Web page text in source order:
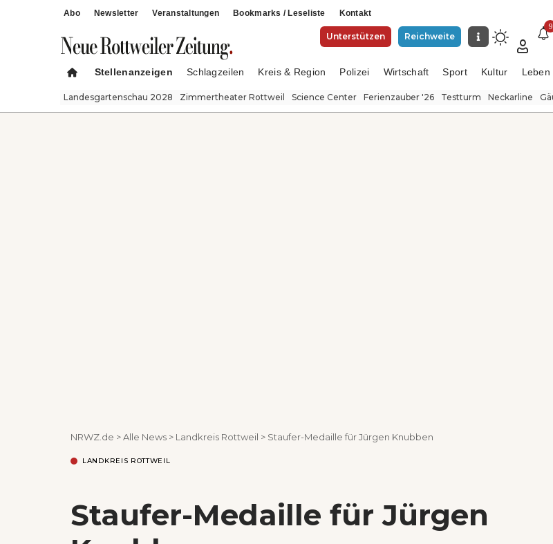
Abo Newsletter Veranstaltungen Bookmarks / Leseliste Kontakt
Unterstützen Reichweite
9
Stellenanzeigen Schlagzeilen Kreis & Region Polizei Wirtschaft Sport Kultur
Landesgartenschau 2028 Zimmertheater Rottweil Science Center Ferienzauber '26 Testturm Neckarline
NRWZ.de >Alle News > Landkreis Rottweil > Staufer-Medaille für Jürgen Knubben
LANDKREIS ROTTWEIL
Staufer-Medaille für Jürgen